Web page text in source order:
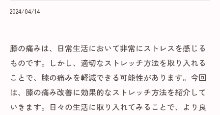
2024/04/14
膝の痛みは、日常生活において非常にストレスを感じる
ものです。しかし、適切なストレッチ方法を取り入れる
ことで、膝の痛みを軽減できる可能性があります。今回
は、膝の痛み改善に効果的なストレッチ方法を紹介して
いきます。日々の生活に取り入れてみることで、より良